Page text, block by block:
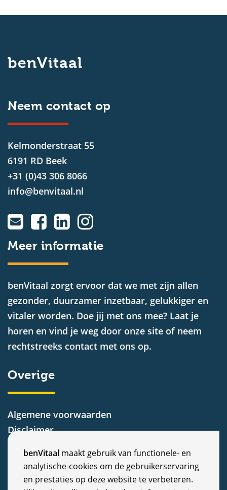
C
o
benVitaal maakt gebruik van functionele- en
analytische-cookies om de gebruikerservaring
en prestaties op deze website te verbeteren.
benVitaal
Neem contact op
Kelmonderstraat 55
6191 RD Beek
+31 (0)43 306 8066
info@benvitaal.nl
Meer informatie
benVitaal zorgt ervoor dat we met zijn allen
gezonder, duurzamer inzetbaar, gelukkiger en
vitaler worden. Doe jij met ons mee? Laat je
horen en vind je weg door onze site of neem
rechtstreeks contact met ons op.
Overige
Algemene voorwaarden
Disclaimer
Cookiebeleid
Nieuws